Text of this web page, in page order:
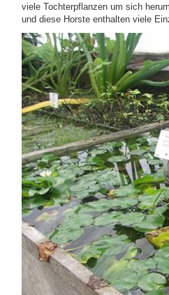
viele Tochterpflanzen um sich
und diese Horste enthalten viele